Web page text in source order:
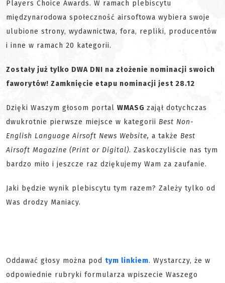
Players Choice Awards. W ramach plebiscytu
międzynarodowa społeczność airsoftowa wybiera swoje
ulubione strony, wydawnictwa, fora, repliki, producentów
i inne w ramach 20 kategorii.
Zostały już tylko DWA DNI na złożenie nominacji swoich
faworytów! Zamknięcie etapu nominacji jest 28.12
Dzięki Waszym głosom portal WMASG zajął dotychczas
dwukrotnie pierwsze miejsce w kategorii Best Non-
English Language Airsoft News Website, a także Best
Airsoft Magazine (Print or Digital). Zaskoczyliście nas tym
bardzo miło i jeszcze raz dziękujemy Wam za zaufanie.
Jaki będzie wynik plebiscytu tym razem? Zależy tylko od
Was drodzy Maniacy.
Oddawać głosy można pod tym linkiem. Wystarczy, że w
odpowiednie rubryki formularza wpiszecie Waszego